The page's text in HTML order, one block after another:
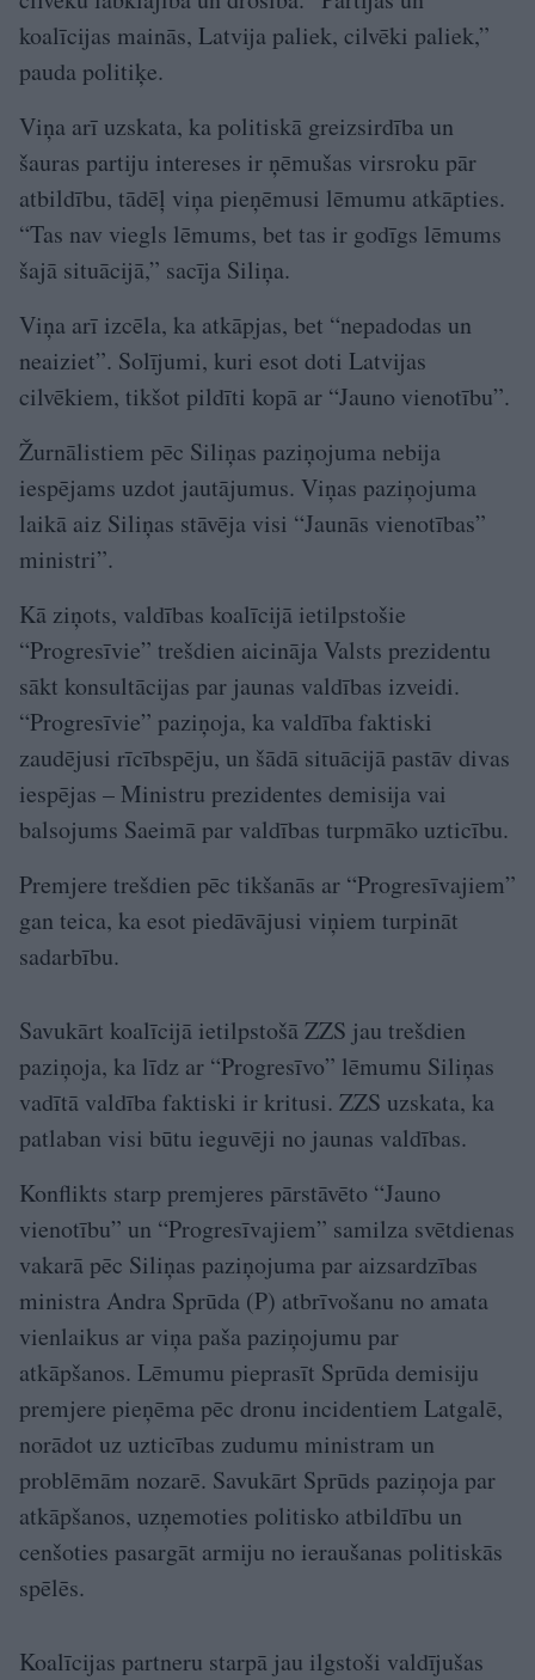
koalīcijas mainās, Latvija paliek, cilvēki paliek,”
pauda politiķe.
Viņa arī uzskata, ka politiskā greizsirdība un
šauras partiju intereses ir ņēmušas virsroku pār
atbildību, tādēļ viņa pieņēmusi lēmumu atkāpties.
“Tas nav viegls lēmums, bet tas ir godīgs lēmums
šajā situācijā,” sacīja Siliņa.
Viņa arī izcēla, ka atkāpjas, bet “nepadodas un
neaiziet”. Solījumi, kuri esot doti Latvijas
cilvēkiem, tikšot pildīti kopā ar “Jauno vienotību”.
Žurnālistiem pēc Siliņas paziņojuma nebija
iespējams uzdot jautājumus. Viņas paziņojuma
laikā aiz Siliņas stāvēja visi “Jaunās vienotības”
ministri”.
Kā ziņots, valdības koalīcijā ietilpstošie
“Progresīvie” trešdien aicināja Valsts prezidentu
sākt konsultācijas par jaunas valdības izveidi.
“Progresīvie” paziņoja, ka valdība faktiski
zaudējusi rīcībspēju, un šādā situācijā pastāv divas
iespējas – Ministru prezidentes demisija vai
balsojums Saeimā par valdības turpmāko uzticību.
Premjere trešdien pēc tikšanās ar “Progresīvajiem”
gan teica, ka esot piedāvājusi viņiem turpināt
sadarbību.
Savukārt koalīcijā ietilpstošā ZZS jau trešdien
paziņoja, ka līdz ar “Progresīvo” lēmumu Siliņas
vadītā valdība faktiski ir kritusi. ZZS uzskata, ka
patlaban visi būtu ieguvēji no jaunas valdības.
Konflikts starp premjeres pārstāvēto “Jauno
vienotību” un “Progresīvajiem” samilza svētdienas
vakarā pēc Siliņas paziņojuma par aizsardzības
ministra Andra Sprūda (P) atbrīvošanu no amata
vienlaikus ar viņa paša paziņojumu par
atkāpšanos. Lēmumu pieprasīt Sprūda demisiju
premjere pieņēma pēc dronu incidentiem Latgalē,
norādot uz uzticības zudumu ministram un
problēmām nozarē. Savukārt Sprūds paziņoja par
atkāpšanos, uzņemoties politisko atbildību un
cenšoties pasargāt armiju no ieraušanas politiskās
spēlēs.
Koalīcijas partneru starpā jau ilgstoši valdījušas